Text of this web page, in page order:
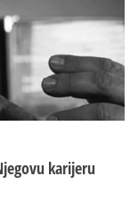
karijeru